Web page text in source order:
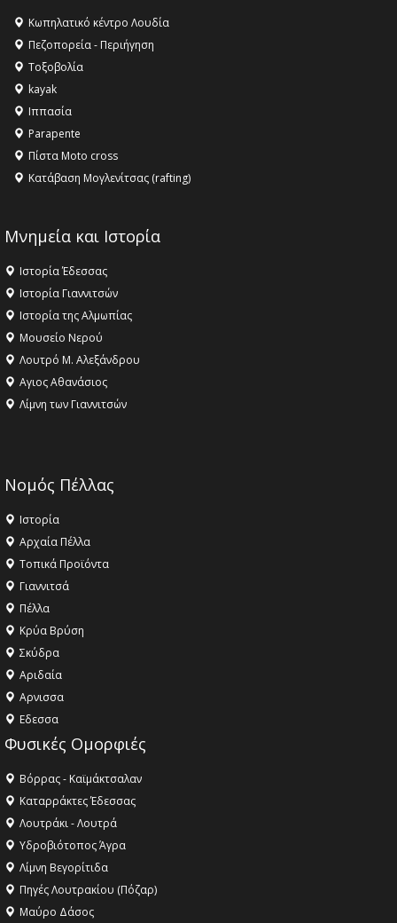
Κωπηλατικό κέντρο Λουδία
Πεζοπορεία - Περιήγηση
Τοξοβολία
kayak
Ιππασία
Parapente
Πίστα Moto cross
Κατάβαση Μογλενίτσας (rafting)
Μνημεία και Ιστορία
Ιστορία Έδεσσας
Ιστορία Γιαννιτσών
Ιστορία της Αλμωπίας
Μουσείο Νερού
Λουτρό Μ. Αλεξάνδρου
Αγιος Αθανάσιος
Λίμνη των Γιαννιτσών
Νομός Πέλλας
Ιστορία
Αρχαία Πέλλα
Τοπικά Προϊόντα
Γιαννιτσά
Πέλλα
Κρύα Βρύση
Σκύδρα
Αριδαία
Aρνισσα
Eδεσσα
Φυσικές Ομορφιές
Βόρρας - Καϊμάκτσαλαν
Καταρράκτες Έδεσσας
Λουτράκι - Λουτρά
Υδροβιότοπος Άγρα
Λίμνη Βεγορίτιδα
Πηγές Λουτρακίου (Πόζαρ)
Μαύρο Δάσος